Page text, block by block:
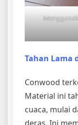
Tahan Lama
Conwood
Material ini
cuaca, mulai